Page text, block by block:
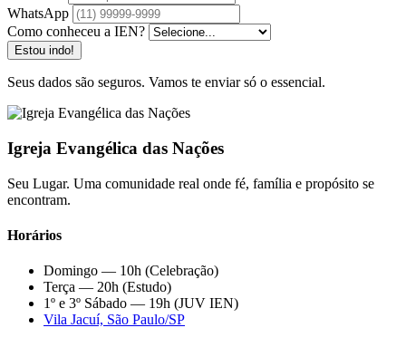
WhatsApp
Como conheceu a IEN?
Estou indo!
Seus dados são seguros. Vamos te enviar só o essencial.
Igreja Evangélica das Nações
Seu Lugar. Uma comunidade real onde fé, família e propósito se
encontram.
Horários
Domingo — 10h (Celebração)
Terça — 20h (Estudo)
1º e 3º Sábado — 19h (JUV IEN)
Vila Jacuí, São Paulo/SP